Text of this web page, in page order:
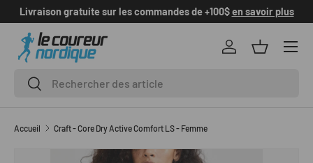
ALLER AU CONTENU
Livraison gratuite sur les commandes de +100$en savoir plus
Recherche
Rechercher
Se connecter
Panier
Accueil Craft - Core Dry Active Comfort LS - Femme
L’image 1 est maintenant disponible dans la vue de galerie